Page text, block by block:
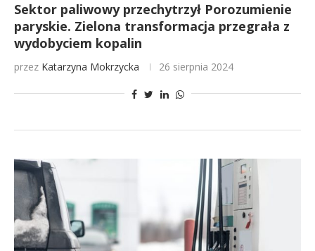
Sektor paliwowy przechytrzył Porozumienie
paryskie. Zielona transformacja przegrała z
wydobyciem kopalin
przez Katarzyna Mokrzycka 26 sierpnia 2024